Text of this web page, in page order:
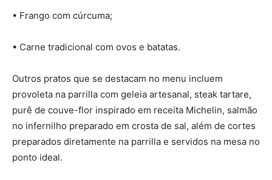
• Frango com cúrcuma;
• Carne tradicional com ovos e batatas.
Outros pratos que se destacam no menu incluem
provoleta na parrilla com geleia artesanal, steak tartare,
purê de couve-flor inspirado em receita Michelin, salmão
no infernilho preparado em crosta de sal, além de cortes
preparados diretamente na parrilla e servidos na mesa no
ponto ideal.